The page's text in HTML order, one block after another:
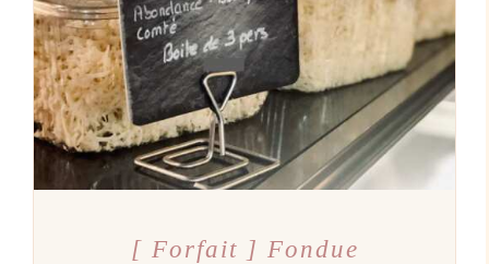
[ Forfait ] Fondue